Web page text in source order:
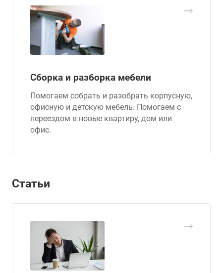
Сборка и разборка мебели
Помогаем собрать и разобрать корпусную,
офисную и детскую мебель. Помогаем с
переездом в новые квартиру, дом или
офис.
Статьи